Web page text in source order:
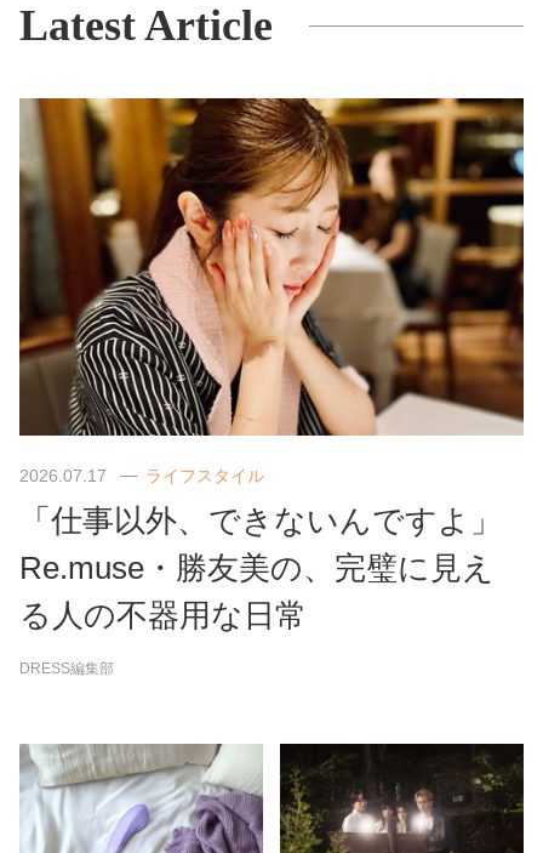
Latest Article
2026.07.17 ライフスタイル
「仕事以外、できないんですよ」
Re.muse・勝友美の、完璧に見え
る人の不器用な日常
DRESS編集部